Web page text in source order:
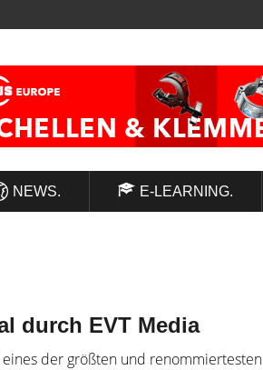
NEWS. E-LEARNING.
durch EVT Media
eines der größten und renommiertesten